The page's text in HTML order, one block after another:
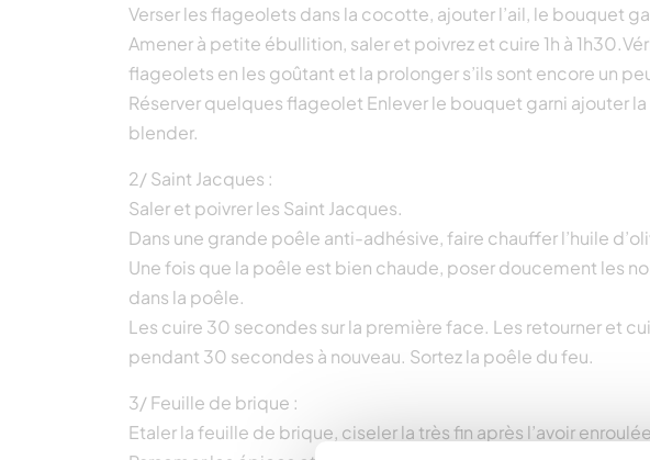
Verser les flageolets dans la cocotte, ajouter l’ail, le bouquet
Amener à petite ébullition, saler et poivrez et cuire 1h à
flageolets en les goûtant et la prolonger s’ils sont encore un
Réserver quelques flageolet Enlever le bouquet garni ajouter
blender.
2/ Saint Jacques :
Saler et poivrer les Saint Jacques.
Dans une grande poêle anti-adhésive, faire chauffer l’huile
Une fois que la poêle est bien chaude, poser doucement les
dans la poêle.
Les cuire 30 secondes sur la première face. Les retourner et
pendant 30 secondes à nouveau. Sortez la poêle du feu.
3/ Feuille de brique :
Etaler la feuille de brique, ciseler la très fin après l’avoir